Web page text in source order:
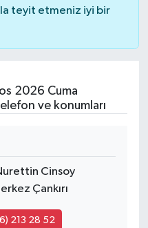
teyit etmeniz iyi bir
2026 Cuma
ve konumları
Cinsoy
Çankırı
213 28 52